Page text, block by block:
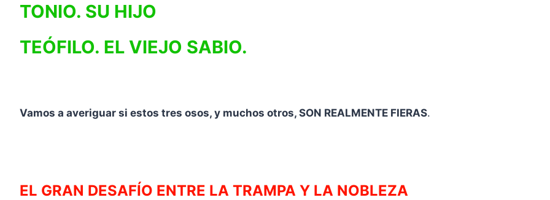
TONIO. SU HIJO
TEÓFILO. EL VIEJO SABIO.
Vamos a averiguar si estos tres osos, y muchos otros, SON REALMENTE FIERAS.
EL GRAN DESAFÍO ENTRE LA TRAMPA Y LA NOBLEZA